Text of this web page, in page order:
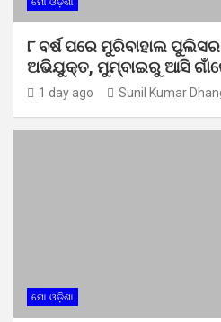
୮ ବର୍ଷ ପରେ ମୁରିବାହାଲ
ଅଭିଯୁକ୍ତ, ମୁମ୍ବାଇରୁ ଆସି
1 day ago Sunil Kumar
ମୋ ଓଡ଼ିଶା